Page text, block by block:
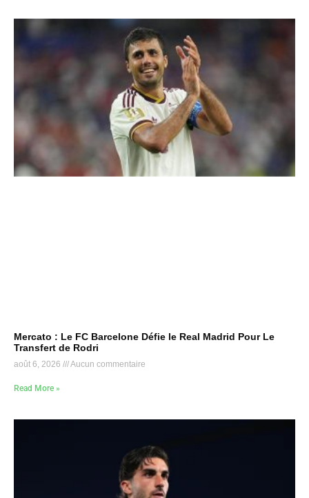
Mercato : Le FC Barcelone Défie le Real Madrid Pour Le
Transfert de Rodri
août 6, 2026 Aucun commentaire
Read More »